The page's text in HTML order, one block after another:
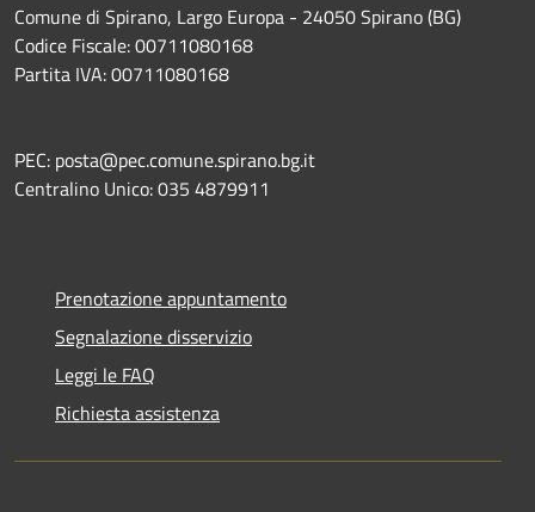
Comune di Spirano, Largo Europa - 24050 Spirano (BG)
Codice Fiscale: 00711080168
Partita IVA: 00711080168
PEC: posta@pec.comune.spirano.bg.it
Centralino Unico: 035 4879911
Prenotazione appuntamento
Segnalazione disservizio
Leggi le FAQ
Richiesta assistenza